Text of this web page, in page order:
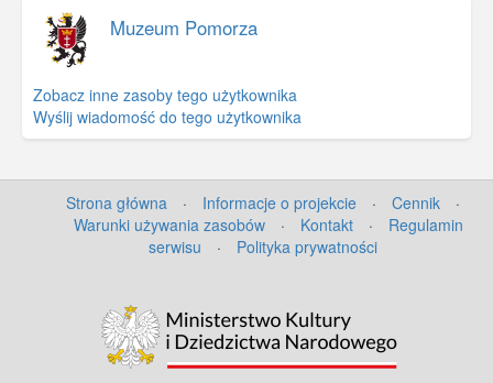
Muzeum Pomorza
Zobacz inne zasoby tego użytkownika
Wyślij wiadomość do tego użytkownika
Strona główna · Informacje o projekcie · Cennik
·
Warunki używania zasobów
· Kontakt ·
Regulamin
serwisu
· Polityka prywatności